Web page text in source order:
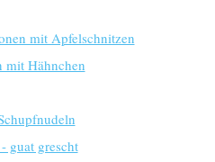
mit Apfelschnitzen
mit Hähnchen
guat grescht